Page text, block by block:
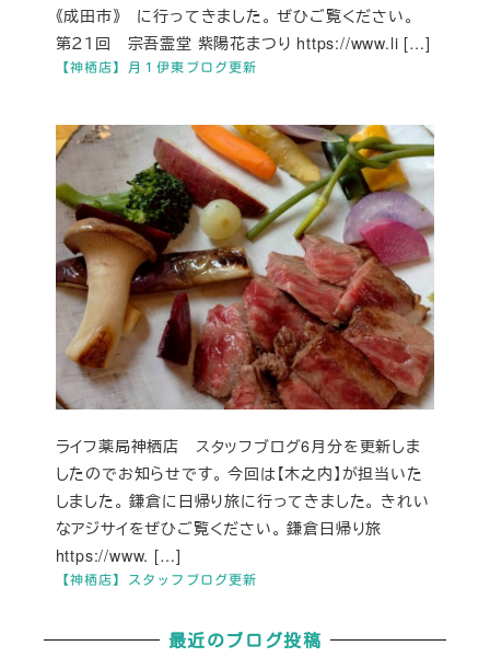
【神栖店】月１伊東ブログ更新
《成田市》 に行ってきました。 ぜひご覧ください。
第２１回 宗吾霊堂 紫陽花まつり https://www.li […]
【神栖店】スタッフブログ更新
ライフ薬局神栖店 スタッフブログ6月分を更新しま
したのでお知らせです。 今回は【木之内】が担当いた
しました。 鎌倉に日帰り旅に行ってきました。 きれい
なアジサイをぜひご覧ください。 鎌倉日帰り旅
https://www. […]
最近のブログ投稿